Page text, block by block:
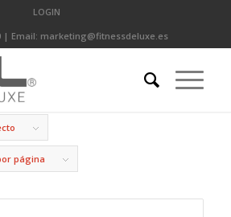
herramientas
LOGIN
| Email: marketing@fitnessdeluxe.es
página